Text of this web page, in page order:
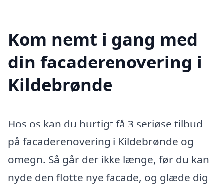
Kom nemt i gang med
din facaderenovering i
Kildebrønde
Hos os kan du hurtigt få 3 seriøse tilbud
på facaderenovering i Kildebrønde og
omegn. Så går der ikke længe, før du kan
nyde den flotte nye facade, og glæde dig